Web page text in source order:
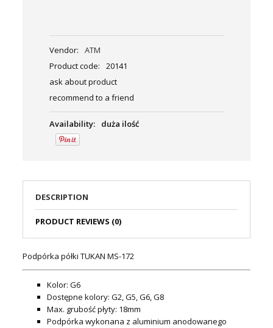
Vendor:
ATM
Product code:
20141
ask about product
recommend to a friend
Availability: duża ilość
DESCRIPTION
PRODUCT REVIEWS (0)
Podpórka półki TUKAN MS-172
Kolor: G6
Dostępne kolory: G2, G5, G6, G8
Max. grubość płyty: 18mm
Podpórka wykonana z aluminium anodowanego